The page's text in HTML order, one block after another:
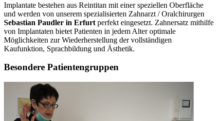
Implantate bestehen aus Reintitan mit einer speziellen Oberfläche
und werden von unserem spezialisierten Zahnarzt / Oralchirurgen
Sebastian Paudler in Erfurt perfekt eingesetzt. Zahnersatz mithilfe
von Implantaten bietet Patienten in jedem Alter optimale
Möglichkeiten zur Wiederherstellung der vollständigen
Kaufunktion, Sprachbildung und Ästhetik.
Besondere Patientengruppen